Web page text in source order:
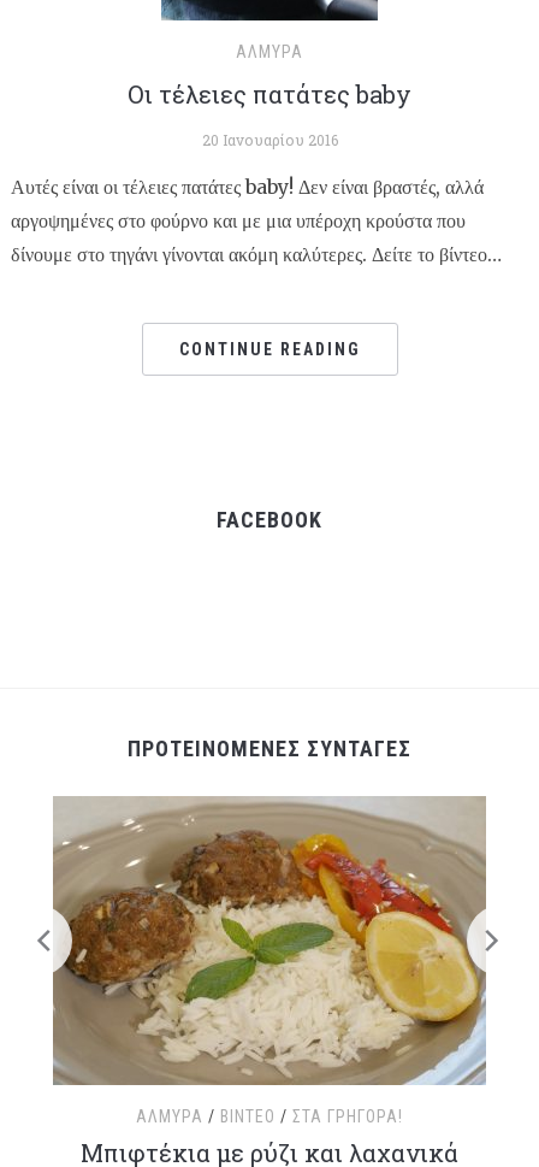
ΑΛΜΥΡΆ
Οι τέλειες πατάτες baby
20 Ιανουαρίου 2016
Αυτές είναι οι τέλειες πατάτες baby! Δεν είναι βραστές, αλλά
αργοψημένες στο φούρνο και με μια υπέροχη κρούστα που
δίνουμε στο τηγάνι γίνονται ακόμη καλύτερες. Δείτε το βίντεο…
CONTINUE READING
FACEBOOK
ΠΡΟΤΕΙΝΟΜΕΝΕΣ ΣΥΝΤΑΓΕΣ
ΑΛΜΥΡΆ / ΒΊΝΤΕΟ / ΣΤΑ ΓΡΉΓΟΡΑ!
Μπιφτέκια με ρύζι και λαχανικά